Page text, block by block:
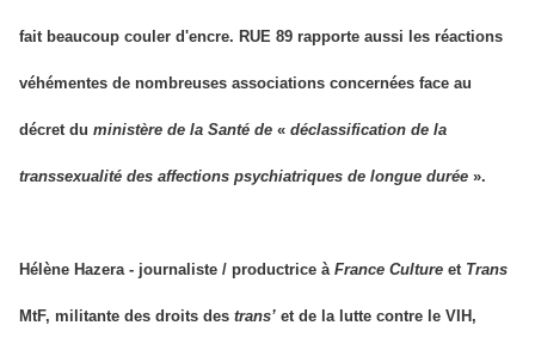
fait beaucoup couler d'encre. RUE 89 rapporte aussi les réactions
véhémentes de nombreuses associations concernées face au
décret du ministère de la Santé de « déclassification de la
transsexualité des affections psychiatriques de longue durée ».
Hélène Hazera - journaliste / productrice à France Culture et Trans
MtF, militante des droits des trans’ et de la lutte contre le VIH,